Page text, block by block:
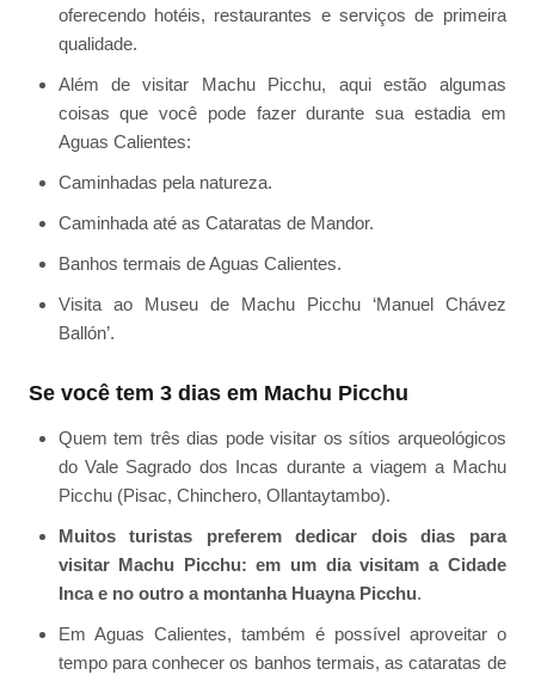
oferecendo hotéis, restaurantes e serviços de primeira
qualidade.
Além de visitar Machu Picchu, aqui estão algumas
coisas que você pode fazer durante sua estadia em
Aguas Calientes:
Caminhadas pela natureza.
Caminhada até as Cataratas de Mandor.
Banhos termais de Aguas Calientes.
Visita ao Museu de Machu Picchu ‘Manuel Chávez
Ballón’.
Se você tem 3 dias em Machu Picchu
Quem tem três dias pode visitar os sítios arqueológicos
do Vale Sagrado dos Incas durante a viagem a Machu
Picchu (Pisac, Chinchero, Ollantaytambo).
Muitos turistas preferem dedicar dois dias para
visitar Machu Picchu: em um dia visitam a Cidade
Inca e no outro a montanha Huayna Picchu.
Em Aguas Calientes, também é possível aproveitar o
tempo para conhecer os banhos termais, as cataratas de